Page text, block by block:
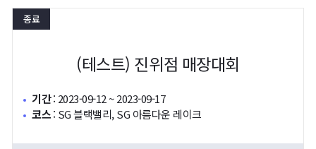
종료
(테스트) 진위점 매장대회
기간: 2023-09-12 ~ 2023-09-17
코스: SG 블랙밸리, SG 아름다운 레이크